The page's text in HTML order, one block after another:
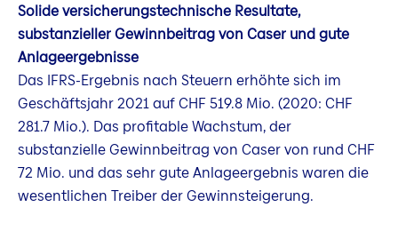
Solide versicherungstechnische Resultate,
substanzieller Gewinnbeitrag von Caser und gute
Anlageergebnisse
Das IFRS-Ergebnis nach Steuern erhöhte sich im
Geschäftsjahr 2021 auf CHF 519.8 Mio. (2020: CHF
281.7 Mio.). Das profitable Wachstum, der
substanzielle Gewinnbeitrag von Caser von rund CHF
72 Mio. und das sehr gute Anlageergebnis waren die
wesentlichen Treiber der Gewinnsteigerung.